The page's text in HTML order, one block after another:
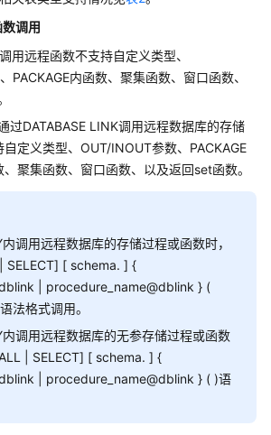
调用
用远程函数不支持自定义类型、
PACKAGE内函数、聚集函数、窗口函数、
过DATABASE LINK调用远程数据库的存储
定义类型、OUT/INOUT参数、PACKAGE
聚集函数、窗口函数、以及返回set函数。
调用远程数据库的存储过程或函数时，
SELECT] [ schema. ] {
| procedure_name@dblink } (
法格式调用。
内调用远程数据库的无参存储过程或函数
| SELECT] [ schema. ] {
| procedure_name@dblink } ( )语